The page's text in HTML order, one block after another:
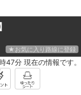
★お気に入り路線に登録
分 現在の情報です。